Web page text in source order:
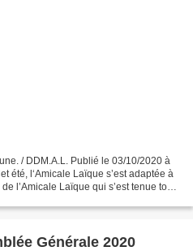
/ DDM.A.L. Publié le 03/10/2020 à
été, l‘Amicale Laïque s’est adaptée à
l’Amicale Laïque qui s’est tenue tout
Générale 2020